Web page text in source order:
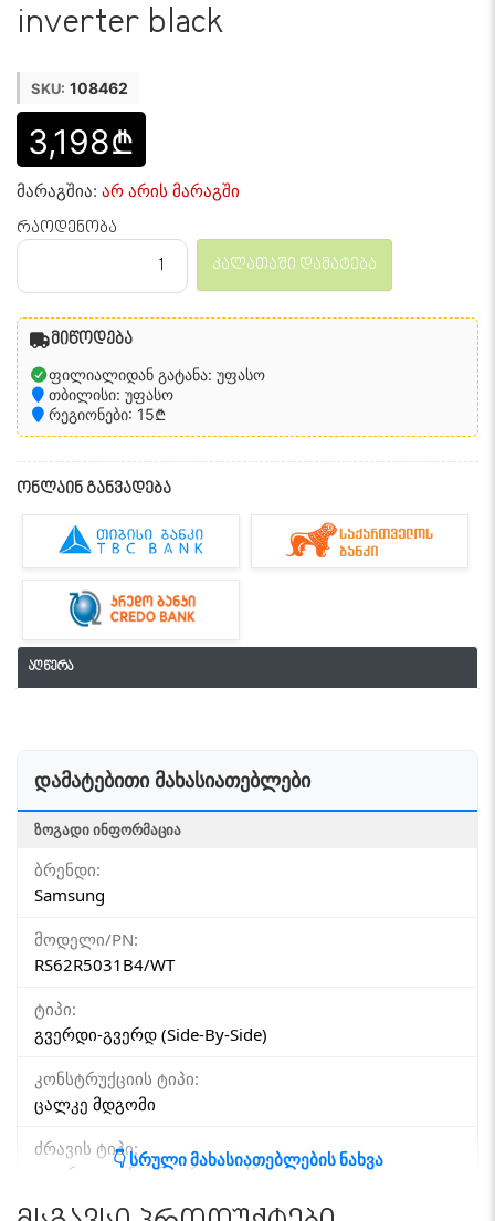
inverter black
SKU: 108462
3,198₾
მარაგშია: არ არის მარაგში
რაოდენობა
კალათაში დამატება
მიწოდება
ფილიალიდან გატანა: უფასო
თბილისი: უფასო
რეგიონები: 15₾
ონლაინ განვადება
აღწერა
დამატებითი მახასიათებლები
ᲖᲝᲒᲐᲓᲘ ᲘᲜᲤᲝᲠᲛᲐᲪᲘᲐ
ბრენდი:
Samsung
მოდელი/PN:
RS62R5031B4/WT
ტიპი:
გვერდი-გვერდ (Side-By-Side)
კონსტრუქციის ტიპი:
ცალკე მდგომი
ძრავის ტიპი:
ციფრული ინვერტერული ძრავი
ᲛᲐᲪᲘᲕᲠᲘᲡ ᲛᲐᲮᲐᲡᲘᲐᲗᲔᲑᲚᲔᲑᲘ
👇 სრული მახასიათებლების ნახვა